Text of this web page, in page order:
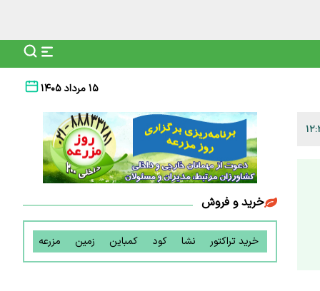
۱۵ مرداد ۱۴۰۵
خرید و فروش
خرید تراکتور نشا کود کمباین زمین مزرعه